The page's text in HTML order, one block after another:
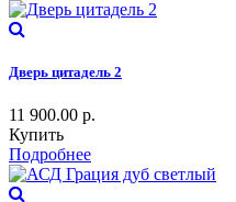
Дверь цитадель 2
11 900.00 р.
Купить
Подробнее